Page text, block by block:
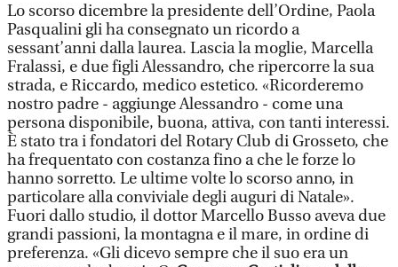
Lo scorso dicembre la presidente dell’Ordine, Paola
Pasqualini gli ha consegnato un ricordo a
sessant’anni dalla laurea. Lascia la moglie, Marcella
Fralassi, e due figli Alessandro, che ripercorre la sua
strada, e Riccardo, medico estetico. «Ricorderemo
nostro padre - aggiunge Alessandro - come una
persona disponibile, buona, attiva, con tanti interessi.
È stato tra i fondatori del Rotary Club di Grosseto, che
ha frequentato con costanza fino a che le forze lo
hanno sorretto. Le ultime volte lo scorso anno, in
particolare alla conviviale degli auguri di Natale».
Fuori dallo studio, il dottor Marcello Busso aveva due
grandi passioni, la montagna e il mare, in ordine di
preferenza. «Gli dicevo sempre che il suo era un